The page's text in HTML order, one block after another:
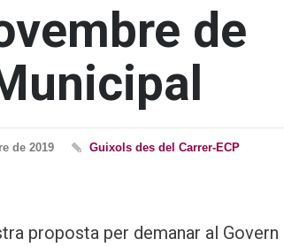
de
de 2019 Guixols des del Carrer-ECP
proposta per demanar al Govern